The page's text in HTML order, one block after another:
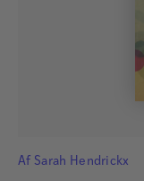
Af Sarah Hendrickx